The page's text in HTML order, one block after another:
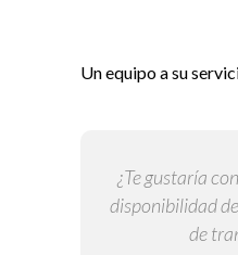
Un equipo a su
¿Te gustaría
disponibilidad
de